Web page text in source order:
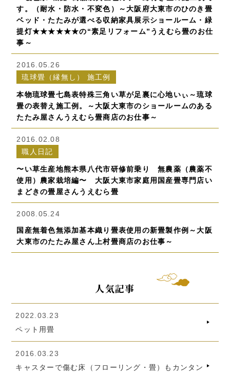
す。（耐水・防水・不変色）～大阪府大東市のひのき畳
ベッド・たたみが選べる収納家具展示ショールーム・緑
提灯★★★★★★の“素足リフォーム”うえむら畳のお仕
事～
2016.05.26
琉球畳（縁無し） 施工例
本物琉球畳七島表特殊三角い草が足裏に心地いぃ～琉球
畳の表替え施工例。～大阪大東市のショールームのある
たたみ屋さんうえむら畳商店のお仕事～
2016.02.08
職人日記
〜い草生産地熊本県八代市研修前乗り 無農薬（農薬不
使用）農家栽培編〜 大阪大東市家庭用国産畳専門店い
まどきの畳屋さんうえむら畳
2008.05.24
国産無着色無添加基本織り畳表使用の新畳製作例～大阪
大東市のたたみ屋さん上村畳商店のお仕事～
人気記事
2022.03.23
ペット用畳
2016.03.23
キャスターで傷む床（フローリング・畳）もカンタン